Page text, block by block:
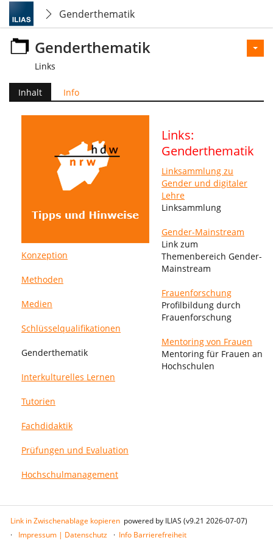
Genderthematik
Genderthematik
Links
Inhalt Info
Konzeption
Methoden
Medien
Schlüsselqualifikationen
Genderthematik
Interkulturelles Lernen
Tutorien
Fachdidaktik
Prüfungen und Evaluation
Hochschulmanagement
Links:
Genderthematik
Linksammlung zu
Gender und digitaler
Lehre
Linksammlung
Gender-Mainstream
Link zum
Themenbereich Gender-
Mainstream
Frauenforschung
Profilbildung durch
Frauenforschung
Mentoring von Frauen
Mentoring für Frauen an
Hochschulen
Link in Zwischenablage kopieren powered by ILIAS (v9.21 2026-07-07)
Impressum | Datenschutz
Info Barrierefreiheit